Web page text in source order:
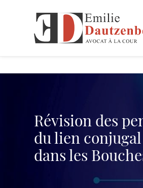
Révision des
du lien
dans les